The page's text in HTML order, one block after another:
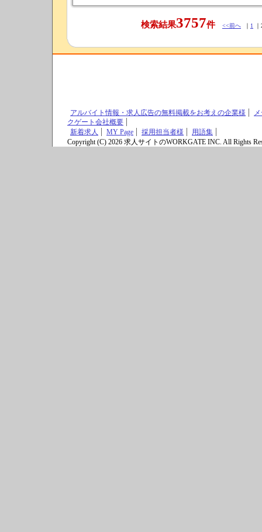
検索結果3757件 <<前へ ｜ 1
アルバイト情報・求人広告の無料掲載をお考えの企業様
クゲート会社概要
新着求人
MY Page 採用担当者様
用語集
Copyright (C) 2026 求人サイトのWORKGATE INC. All Rights